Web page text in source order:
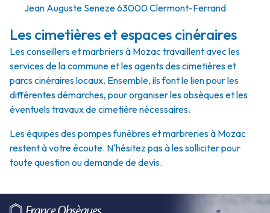
Jean Auguste Seneze 63000 Clermont-Ferrand
Les cimetières et espaces cinéraires
Les conseillers et marbriers à Mozac travaillent avec les
services de la commune et les agents des cimetières et
parcs cinéraires locaux. Ensemble, ils font le lien pour les
différentes démarches, pour organiser les obsèques et les
éventuels travaux de cimetière nécessaires.
Les équipes des pompes funèbres et marbreries à Mozac
restent à votre écoute. N'hésitez pas à les solliciter pour
toute question ou demande de devis.